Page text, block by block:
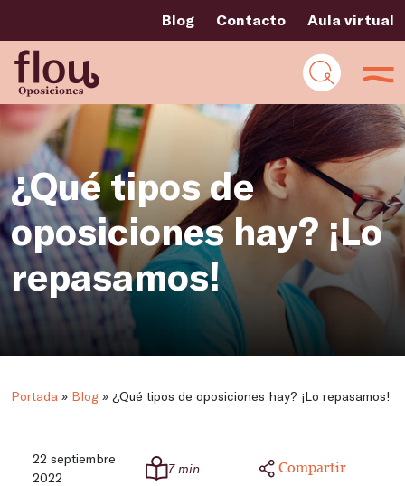
Blog Contacto Aula virtual
¿Qué tipos de
oposiciones hay? ¡Lo
repasamos!
Portada » Blog » ¿Qué tipos de oposiciones hay? ¡Lo repasamos!
22 septiembre
2022
7 min Compartir